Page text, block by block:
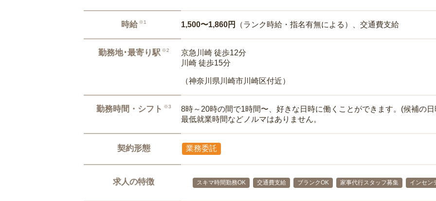
時給 ※1 1,500〜1,860円 （ランク時給・指名有無による）、交通費支給
勤務地･最寄り駅 ※2
京急川崎 徒歩12分
川崎 徒歩15分
（神奈川県川崎市川崎区付近）
勤務時間・シフト ※3
8時～20時の間で1時間〜、好きな日時に働くことができます。(候補の
最低就業時間などノルマはありません。
契約形態 業務委託
求人の特徴 スキマ時間勤務OK 交通費支給 ブランクOK 家事代行スタッフ募集 インセン